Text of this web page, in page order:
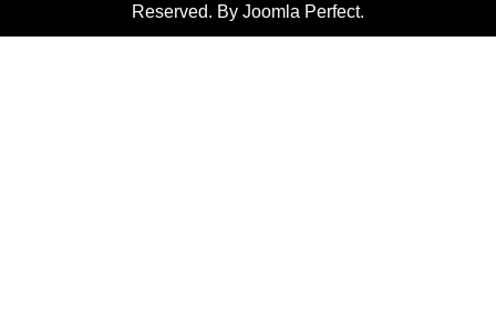
Reserved. By Joomla Perfect.